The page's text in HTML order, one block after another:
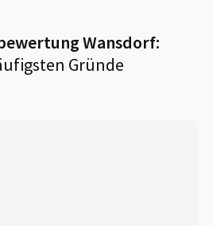
Wansdorf:
Gründe